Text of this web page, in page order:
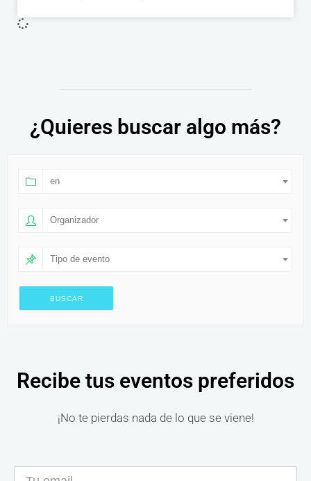
¿Quieres buscar algo más?
en
Organizador
Tipo de evento
Recibe tus eventos preferidos
¡No te pierdas nada de lo que se viene!